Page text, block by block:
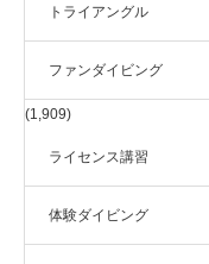
トライアングル
ファンダイビング
(1,909)
ライセンス講習
体験ダイビング